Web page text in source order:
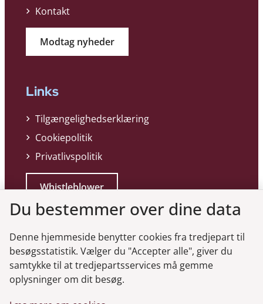
Kontakt
Modtag nyheder
Links
Tilgængelighedserklæring
Cookiepolitik
Privatlivspolitik
Whistleblower
Genveje
Du bestemmer over dine data
Denne hjemmeside benytter cookies fra tredjepart til
besøgsstatistik. Vælger du "Accepter alle", giver du
samtykke til at tredjepartsservices må gemme
oplysninger om dit besøg.